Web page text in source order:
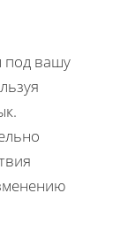
под вашу